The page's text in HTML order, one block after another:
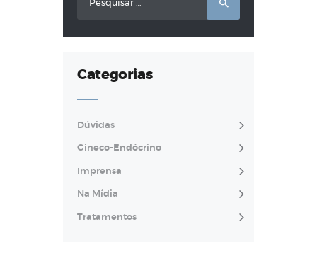
Categorias
Dúvidas
Gineco-Endócrino
Imprensa
Na Mídia
Tratamentos